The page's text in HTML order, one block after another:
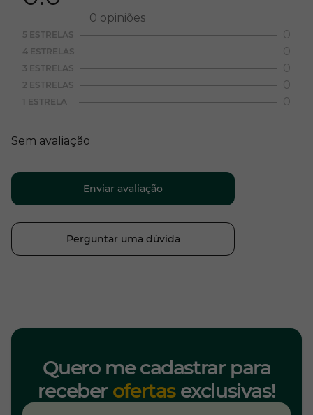
0 opiniões
5 ESTRELAS 0
4 ESTRELAS 0
3 ESTRELAS 0
2 ESTRELAS 0
1 ESTRELA 0
Sem avaliação
Enviar avaliação
Perguntar uma dúvida
Quero me cadastrar para
receber ofertasexclusivas!